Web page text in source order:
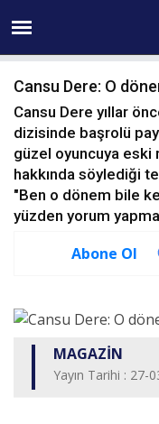
06
Cansu Dere: O
Cansu Dere yıllar
dizisinde başrolü
güzel oyuncuya eski
hakkında söylediği
"Ben o dönem bile
yüzden yorum
Abone Ol
MAGAZİN
Yayın Tarihi : 27-